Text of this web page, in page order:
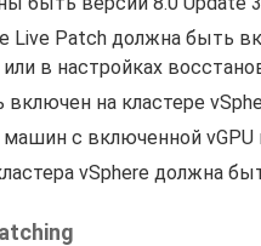
Live Patch должна быть
в настройках
включен на кластере
с включенной vGPU
vSphere должна